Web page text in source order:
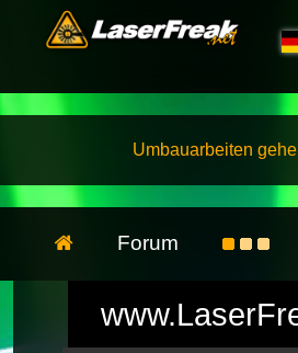
Umbauarbeiten
Forum